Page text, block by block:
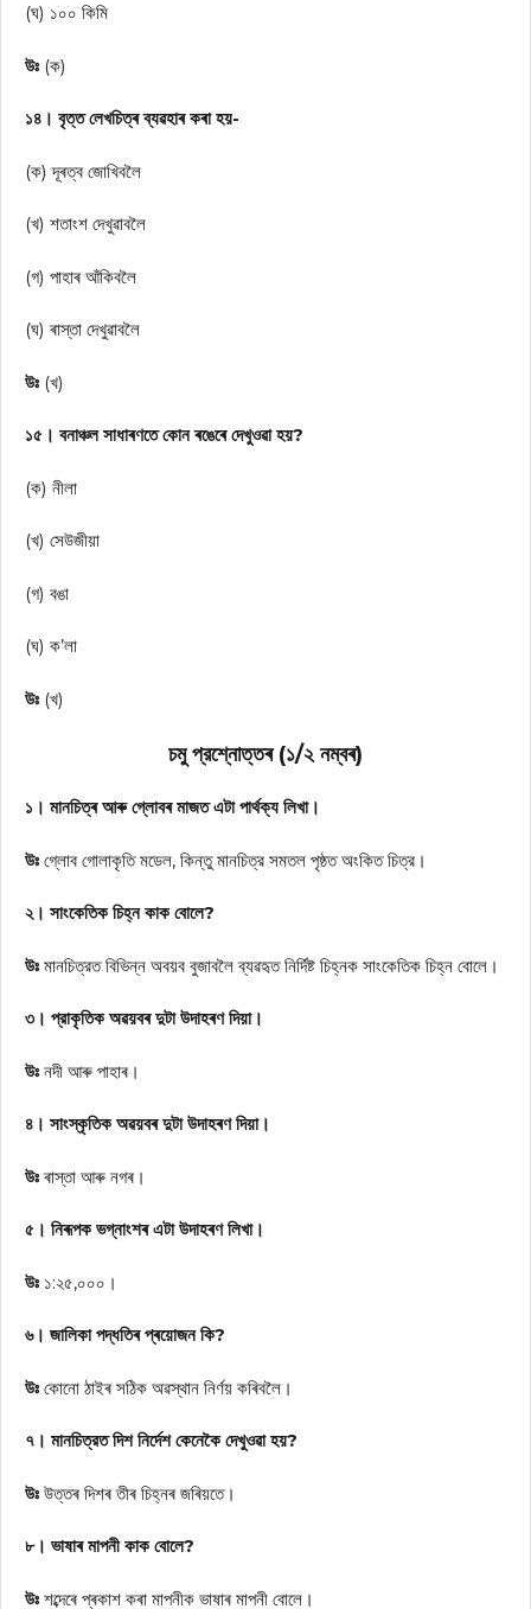
(ঘ) ১০০ কিমি
উঃ (ক)
১৪। বৃত্ত লেখচিত্ৰ ব্যৱহাৰ কৰা হয়-
(ক) দূৰত্ব জোখিবলৈ
(খ) শতাংশ দেখুৱাবলৈ
(গ) পাহাৰ আঁকিবলৈ
(ঘ) ৰাস্তা দেখুৱাবলৈ
উঃ (খ)
১৫। বনাঞ্চল সাধাৰণতে কোন ৰঙেৰে দেখুওৱা হয়?
(ক) নীলা
(খ) সেউজীয়া
(গ) বঙা
(ঘ) ক’লা
উঃ (খ)
চমু প্রশ্নোত্তৰ (১/২ নম্বৰ)
১। মানচিত্ৰ আৰু গ্লোবৰ মাজত এটা পার্থক্য লিখা।
উঃ গ্লোব গোলাকৃতি মডেল, কিন্তু মানচিত্র সমতল পৃষ্ঠত অংকিত চিত্র।
২। সাংকেতিক চিহ্ন কাক বোলে?
উঃ মানচিত্রত বিভিন্ন অবয়ব বুজাবলৈ ব্যৱহৃত নির্দিষ্ট চিহ্নক সাংকেতিক চিহ্ন বোলে।
৩। প্রাকৃতিক অৱয়বৰ দুটা উদাহৰণ দিয়া।
উঃ নদী আৰু পাহাৰ।
৪। সাংস্কৃতিক অৱয়বৰ দুটা উদাহৰণ দিয়া।
উঃৰাস্তা আৰু নগৰ।
৫। নিৰূপক ভগ্নাংশৰ এটা উদাহৰণ লিখা।
উঃ ১:২৫,০০০।
৬। জালিকা পদ্ধতিৰ প্ৰয়োজন কি?
উঃ কোনো ঠাইৰ সঠিক অৱস্থান নির্ণয় কৰিবলৈ।
৭। মানচিত্রত দিশ নির্দেশ কেনেকৈ দেখুওৱা হয়?
উঃ উত্তৰ দিশৰ তীৰ চিহ্নৰ জৰিয়তে।
৮। ভাষাৰ মাপনী কাক বোলে?
উঃ শব্দেৰে প্ৰকাশ কৰা মাপনীক ভাষাৰ মাপনী বোলে।